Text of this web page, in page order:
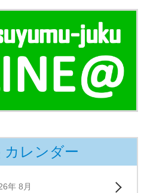
カレンダー
年 8月